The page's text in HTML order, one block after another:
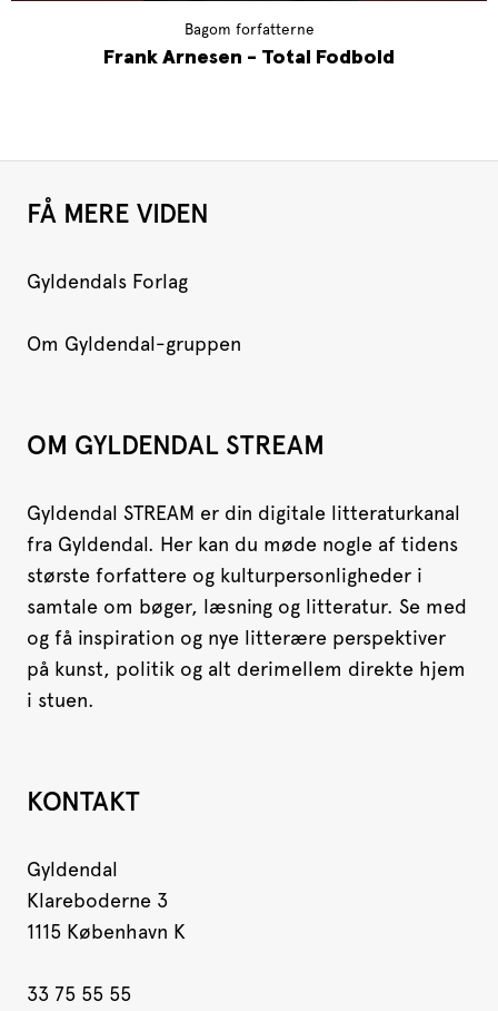
Bagom forfatterne
Frank Arnesen - Total Fodbold
FÅ MERE VIDEN
Gyldendals Forlag
Om Gyldendal-gruppen
OM GYLDENDAL STREAM
Gyldendal STREAM er din digitale litteraturkanal
fra Gyldendal. Her kan du møde nogle af tidens
største forfattere og kulturpersonligheder i
samtale om bøger, læsning og litteratur. Se med
og få inspiration og nye litterære perspektiver
på kunst, politik og alt derimellem direkte hjem
i stuen.
KONTAKT
Gyldendal
Klareboderne 3
1115 København K
33 75 55 55